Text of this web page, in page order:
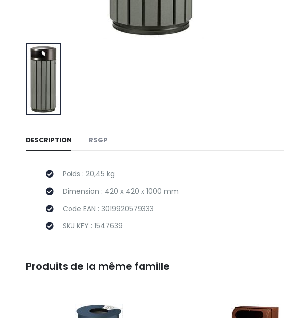
DESCRIPTION RSGP
Poids : 20,45 kg
Dimension : 420 x 420 x 1000 mm
Code EAN : 3019920579333
SKU KFY : 1547639
Produits de la même famille